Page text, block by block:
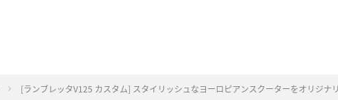
[ランブレッタV125 カスタム] スタイリッシュなヨーロピアンスクーターをオリジナ